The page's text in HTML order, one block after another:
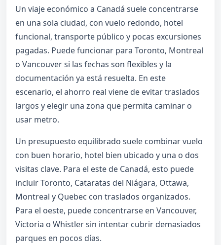
Un viaje económico a Canadá suele concentrarse
en una sola ciudad, con vuelo redondo, hotel
funcional, transporte público y pocas excursiones
pagadas. Puede funcionar para Toronto, Montreal
o Vancouver si las fechas son flexibles y la
documentación ya está resuelta. En este
escenario, el ahorro real viene de evitar traslados
largos y elegir una zona que permita caminar o
usar metro.
Un presupuesto equilibrado suele combinar vuelo
con buen horario, hotel bien ubicado y una o dos
visitas clave. Para el este de Canadá, esto puede
incluir Toronto, Cataratas del Niágara, Ottawa,
Montreal y Quebec con traslados organizados.
Para el oeste, puede concentrarse en Vancouver,
Victoria o Whistler sin intentar cubrir demasiados
parques en pocos días.